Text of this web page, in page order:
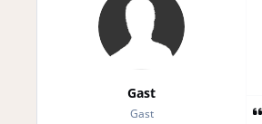
Gast
Gast